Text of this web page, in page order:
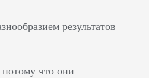
результатов
что они